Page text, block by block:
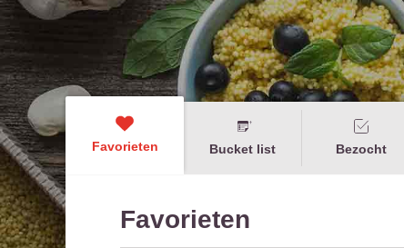
Favorieten Bucket list Bezocht
Favorieten